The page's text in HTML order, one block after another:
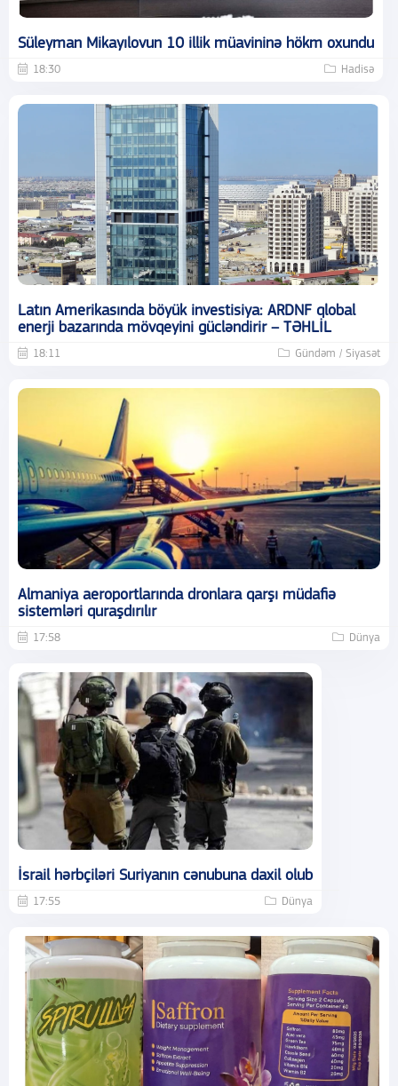
Süleyman Mikayılovun 10 illik müavininə hökm oxundu
18:30 Hadisə
Latın Amerikasında böyük investisiya: ARDNF qlobal
enerji bazarında mövqeyini gücləndirir – TƏHLİL
18:11 Gündəm / Siyasət
Almaniya aeroportlarında dronlara qarşı müdafiə
sistemləri quraşdırılır
17:58 Dünya
İsrail hərbçiləri Suriyanın cənubuna daxil olub
17:55 Dünya